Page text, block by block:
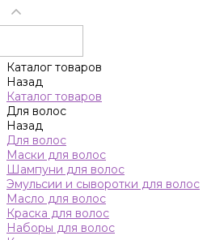
Каталог товаров
Назад
Каталог товаров
Для волос
Назад
Для волос
Маски для волос
Шампуни для волос
Эмульсии и сыворотки для волос
Масло для волос
Краска для волос
Наборы для волос